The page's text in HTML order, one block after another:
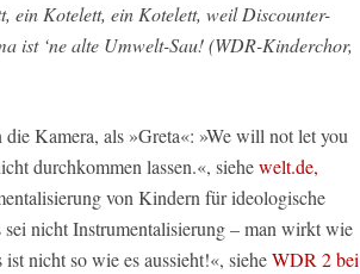
ein Kotelett, ein Kotelett, weil Discounter-
ist ‘ne alte Umwelt-Sau! (WDR-Kinderchor,
Kamera, als »Greta«: »We will not let you
durchkommen lassen.«, siehewelt.de,
von Kindern für ideologische
nicht Instrumentalisierung – man wirkt wie
nicht so wie es aussieht!«, sieheWDR 2 bei